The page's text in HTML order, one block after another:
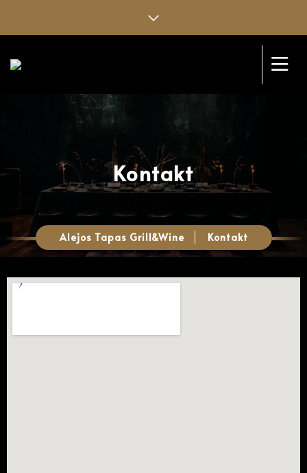
Kontakt
Alejos Tapas Grill&Wine Kontakt